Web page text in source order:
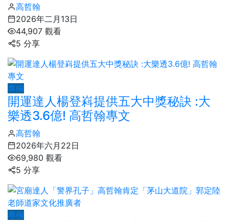
高哲翰
2026年二月13日
44,907 觀看
5 分享
專欄
開運達人楊登嵙提供五大中獎秘訣 :大
樂透3.6億! 高哲翰專文
高哲翰
2026年六月22日
69,980 觀看
5 分享
專欄